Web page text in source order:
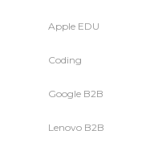
Apple EDU
Coding
Google B2B
Lenovo B2B